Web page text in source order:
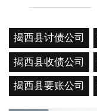
揭西县讨债公司
揭西县收债公司
揭西县要账公司